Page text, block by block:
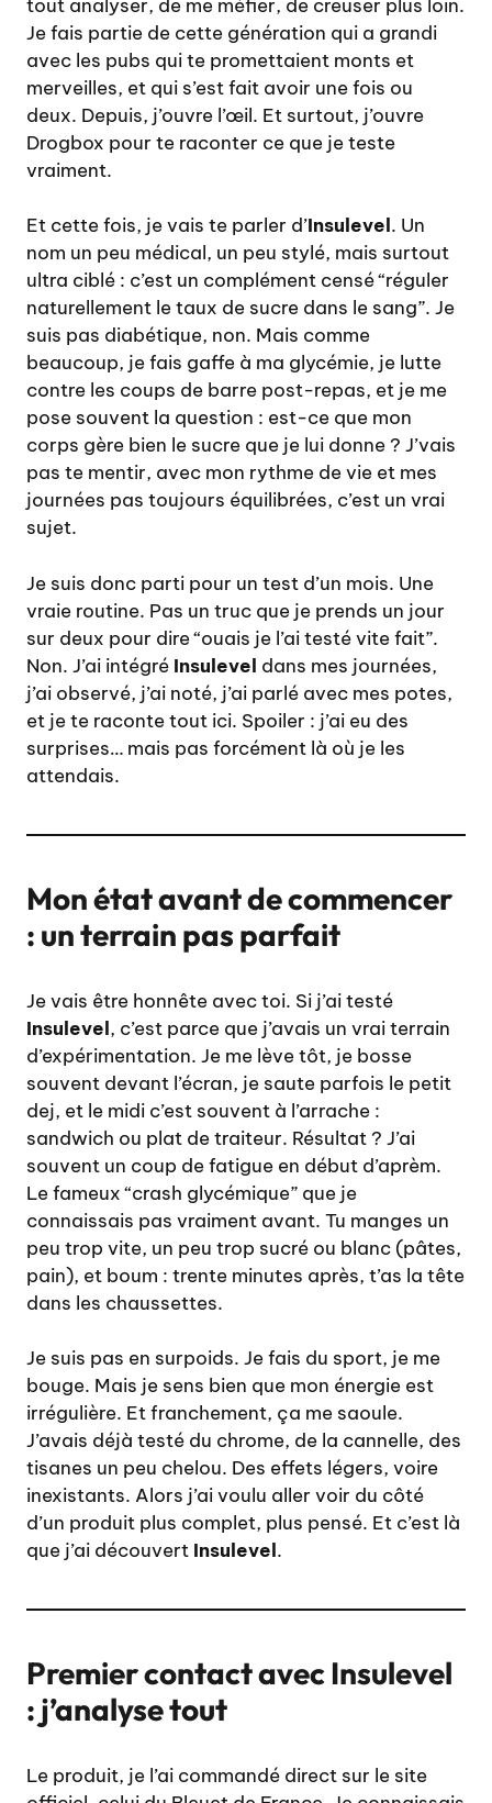
tout analyser, de me méfier, de creuser plus loin.
Je fais partie de cette génération qui a grandi
avec les pubs qui te promettaient monts et
merveilles, et qui s’est fait avoir une fois ou
deux. Depuis, j’ouvre l’œil. Et surtout, j’ouvre
Drogbox pour te raconter ce que je teste
vraiment.
Et cette fois, je vais te parler d’Insulevel. Un
nom un peu médical, un peu stylé, mais surtout
ultra ciblé : c’est un complément censé “réguler
naturellement le taux de sucre dans le sang”. Je
suis pas diabétique, non. Mais comme
beaucoup, je fais gaffe à ma glycémie, je lutte
contre les coups de barre post-repas, et je me
pose souvent la question : est-ce que mon
corps gère bien le sucre que je lui donne ? J’vais
pas te mentir, avec mon rythme de vie et mes
journées pas toujours équilibrées, c’est un vrai
sujet.
Je suis donc parti pour un test d’un mois. Une
vraie routine. Pas un truc que je prends un jour
sur deux pour dire “ouais je l’ai testé vite fait”.
Non. J’ai intégré Insulevel dans mes journées,
j’ai observé, j’ai noté, j’ai parlé avec mes potes,
et je te raconte tout ici. Spoiler : j’ai eu des
surprises… mais pas forcément là où je les
attendais.
Mon état avant de commencer
: un terrain pas parfait
Je vais être honnête avec toi. Si j’ai testé
Insulevel, c’est parce que j’avais un vrai terrain
d’expérimentation. Je me lève tôt, je bosse
souvent devant l’écran, je saute parfois le petit
dej, et le midi c’est souvent à l’arrache :
sandwich ou plat de traiteur. Résultat ? J’ai
souvent un coup de fatigue en début d’aprèm.
Le fameux “crash glycémique” que je
connaissais pas vraiment avant. Tu manges un
peu trop vite, un peu trop sucré ou blanc (pâtes,
pain), et boum : trente minutes après, t’as la tête
dans les chaussettes.
Je suis pas en surpoids. Je fais du sport, je me
bouge. Mais je sens bien que mon énergie est
irrégulière. Et franchement, ça me saoule.
J’avais déjà testé du chrome, de la cannelle, des
tisanes un peu chelou. Des effets légers, voire
inexistants. Alors j’ai voulu aller voir du côté
d’un produit plus complet, plus pensé. Et c’est là
que j’ai découvert Insulevel.
Premier contact avec Insulevel
: j’analyse tout
Le produit, je l’ai commandé direct sur le site